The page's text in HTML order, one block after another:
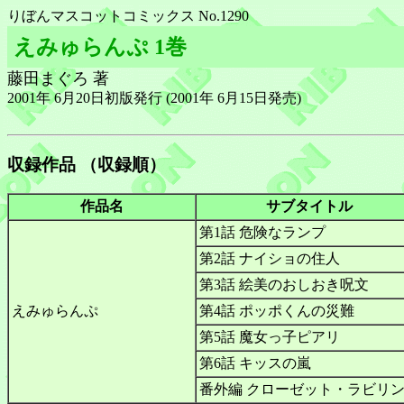
りぼんマスコットコミックス No.1290
えみゅらんぷ 1巻
藤田まぐろ 著
2001年 6月20日初版発行 (2001年 6月15日発売)
収録作品 （収録順）
作品名 サブタイトル
えみゅらんぷ
第1話 危険なランプ
第2話 ナイショの住人
第3話 絵美のおしおき呪文
第4話 ポッポくんの災難
第5話 魔女っ子ピアリ
第6話 キッスの嵐
番外編 クローゼット・ラビリ